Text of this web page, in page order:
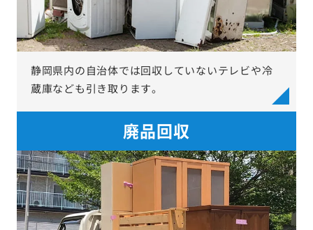
静岡県内の自治体では回収していないテレビや冷
蔵庫なども引き取ります。
廃品回収